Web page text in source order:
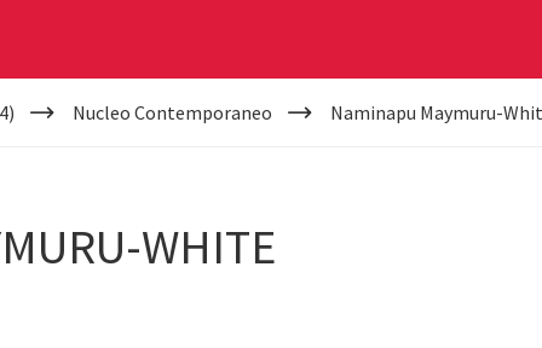
Nucleo Contemporaneo Naminapu Maymuru-
WHITE